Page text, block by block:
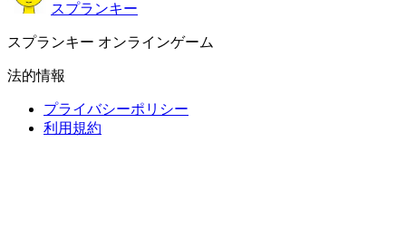
スプランキー
スプランキー オンラインゲーム
法的情報
プライバシーポリシー
利用規約